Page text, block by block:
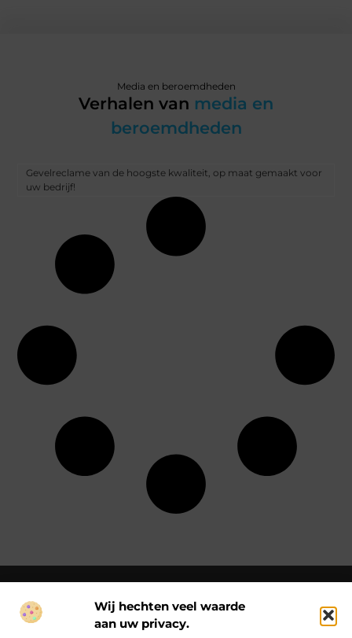
Wij hechten veel waarde
aan uw privacy.
Media en beroemdheden
Verhalen van media en
beroemdheden
Gevelreclame van de hoogste kwaliteit, op maat gemaakt voor
uw bedrijf!
Over Ck Producties